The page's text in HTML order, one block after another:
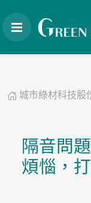
城市綠材科技股
隔音問
煩惱，